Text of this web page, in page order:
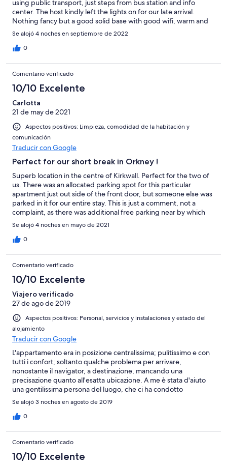
using public transport, just steps from bus station and info
center. The host kindly left the lights on for our late arrival.
Nothing fancy but a good solid base with good wifi, warm and
comfy.
Se alojó 4 noches en septiembre de 2022
0
Comentario verificado
10/10 Excelente
Carlotta
21 de may de 2021
Aspectos positivos: Limpieza, comodidad de la habitación y
comunicación
Traducir con Google
Perfect for our short break in Orkney !
Superb location in the centre of Kirkwall. Perfect for the two of
us. There was an allocated parking spot for this particular
apartment just out side of the front door, but someone else was
parked in it for our entire stay. This is just a comment, not a
complaint, as there was additional free parking near by which
we used instead.
Se alojó 4 noches en mayo de 2021
0
Comentario verificado
10/10 Excelente
Viajero verificado
27 de ago de 2019
Aspectos positivos: Personal, servicios y instalaciones y estado del
alojamiento
Traducir con Google
L'appartamento era in posizione centralissima; pulitissimo e con
tutti i confort; soltanto qualche problema per arrivare,
nonostante il navigator, a destinazione, mancando una
precisazione quanto all'esatta ubicazione. A me è stata d'aiuto
una gentilissima persona del luogo, che ci ha condotto
all'indirizzo e poi l'altrettanto vicino che iccupava l'appartamento
sovrastante. Grazie e ciao
Se alojó 3 noches en agosto de 2019
0
Comentario verificado
10/10 Excelente